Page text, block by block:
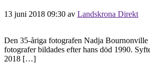
13 juni 2018 09:30 av Landskrona Direkt
Den 35-åriga fotografen Nadja Bournonville
fotografer bildades efter hans död 1990.
2018 […]